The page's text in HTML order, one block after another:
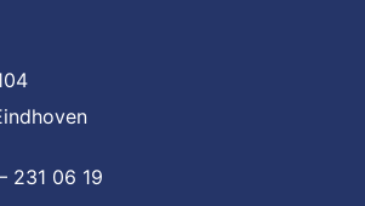
231 06 19